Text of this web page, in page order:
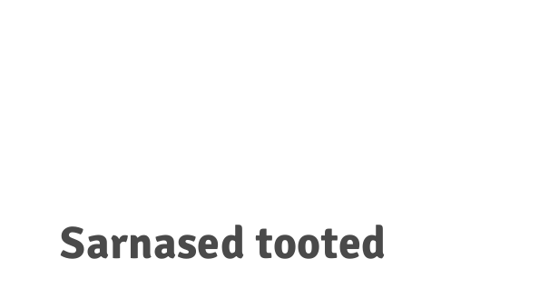
Sarnased tooted